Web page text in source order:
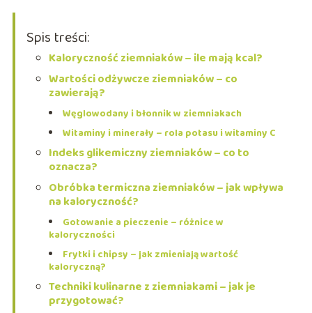
Spis treści:
Kaloryczność ziemniaków – ile mają kcal?
Wartości odżywcze ziemniaków – co
zawierają?
Węglowodany i błonnik w ziemniakach
Witaminy i minerały – rola potasu i witaminy C
Indeks glikemiczny ziemniaków – co to
oznacza?
Obróbka termiczna ziemniaków – jak wpływa
na kaloryczność?
Gotowanie a pieczenie – różnice w
kaloryczności
Frytki i chipsy – jak zmieniają wartość
kaloryczną?
Techniki kulinarne z ziemniakami – jak je
przygotować?